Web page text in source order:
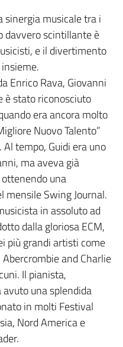
sinergia musicale tra i
davvero scintillante è
e il divertimento
Enrico Rava, Giovanni
è stato riconosciuto
era ancora molto
Nuovo Talento”
tempo, Guidi era uno
ma aveva già
una
mensile Swing Journal.
in assoluto ad
dalla gloriosa ECM,
più grandi artisti come
Abercrombie and Charlie
Il pianista,
avuto una splendida
in molti Festival
Nord America e